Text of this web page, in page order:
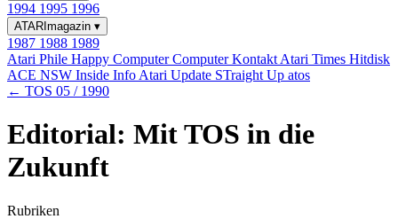
1994 1995 1996
ATARImagazin ▾
1987 1988 1989
Atari Phile Happy ComputerComputer Kontakt Atari Times Hitdisk
ACE NSW Inside Info Atari Update STraight Up atos
← TOS 05 / 1990
Editorial: Mit TOS in die
Zukunft
Rubriken